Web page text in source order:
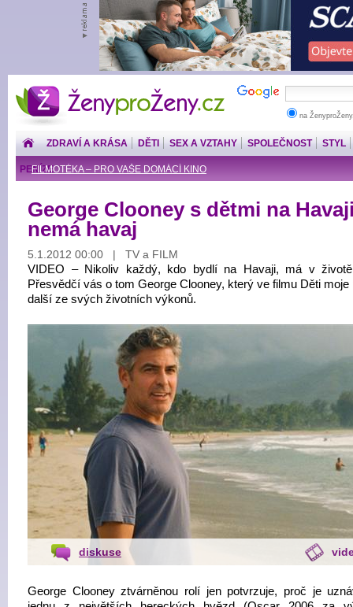
ŽenyproŽeny.cz
na
ZDRAVÍ A KRÁSA DĚTI SEX A VZTAHY SPOLEČNOST STYL
FILMOTÉKA – PRO VAŠE DOMÁCÍ KINO
PENÍZE
George Clooney s dětmi na
nemá havaj
5.1.2012 00:00 | TV a FILM
VIDEO – Nikoliv každý, kdo bydlí na Havaji, má v
Přesvědčí vás o tom George Clooney, který ve filmu Děti moje
další ze svých životních výkonů.
diskuse
George Clooney ztvárněnou rolí jen potvrzuje, proč je